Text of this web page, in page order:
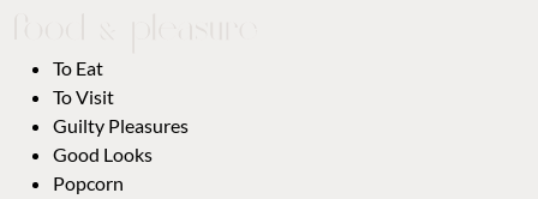
To Eat
To Visit
Guilty Pleasures
Good Looks
Popcorn